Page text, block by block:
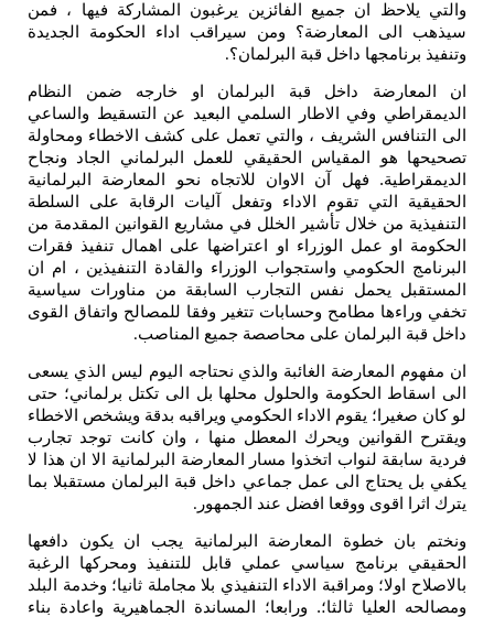
والتي يلاحظ ان جميع الفائزين يرغبون المشاركة فيها ، فمن
سيذهب الى المعارضة؟ ومن سيراقب اداء الحكومة الجديدة
وتنفيذ برنامجها داخل قبة البرلمان؟.
ان المعارضة داخل قبة البرلمان او خارجه ضمن النظام
الديمقراطي وفي الاطار السلمي البعيد عن التسقيط والساعي
الى التنافس الشريف ، والتي تعمل على كشف الاخطاء ومحاولة
تصحيحها هو المقياس الحقيقي للعمل البرلماني الجاد ونجاح
الديمقراطية. فهل آن الاوان للاتجاه نحو المعارضة البرلمانية
الحقيقية التي تقوم الاداء وتفعل آليات الرقابة على السلطة
التنفيذية من خلال تأشير الخلل في مشاريع القوانين المقدمة من
الحكومة او عمل الوزراء او اعتراضها على اهمال تنفيذ فقرات
البرنامج الحكومي واستجواب الوزراء والقادة التنفيذين ، ام ان
المستقبل يحمل نفس التجارب السابقة من مناورات سياسية
تخفي وراءها مطامح وحسابات تتغير وفقا للمصالح واتفاق القوى
داخل قبة البرلمان على محاصصة جميع المناصب.
ان مفهوم المعارضة الغائبة والذي نحتاجه اليوم ليس الذي يسعى
الى اسقاط الحكومة والحلول محلها بل الى تكتل برلماني؛ حتى
لو كان صغيرا؛ يقوم الاداء الحكومي ويراقبه بدقة ويشخص الاخطاء
ويقترح القوانين ويحرك المعطل منها ، وان كانت توجد تجارب
فردية سابقة لنواب اتخذوا مسار المعارضة البرلمانية الا ان هذا لا
يكفي بل يحتاج الى عمل جماعي داخل قبة البرلمان مستقبلا بما
يترك اثرا اقوى ووقعا افضل عند الجمهور .
ونختم بان خطوة المعارضة البرلمانية يجب ان يكون دافعها
الحقيقي برنامج سياسي عملي قابل للتنفيذ ومحركها الرغبة
بالاصلاح اولا؛ ومراقبة الاداء التنفيذي بلا مجاملة ثانيا؛ وخدمة البلد
ومصالحه العليا ثالثا؛. ورابعا؛ المساندة الجماهيرية واعادة بناء